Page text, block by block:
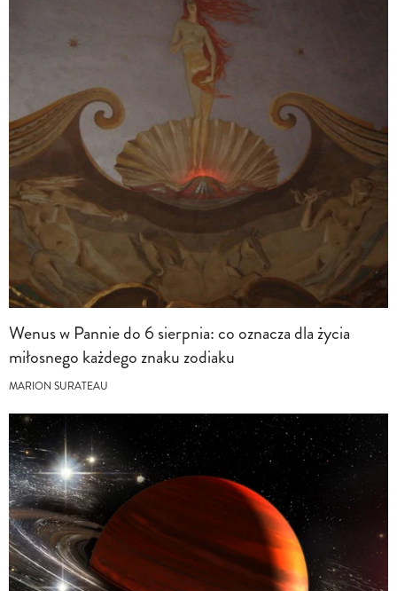
Wenus w Pannie do 6 sierpnia: co oznacza dla życia
miłosnego każdego znaku zodiaku
MARION SURATEAU